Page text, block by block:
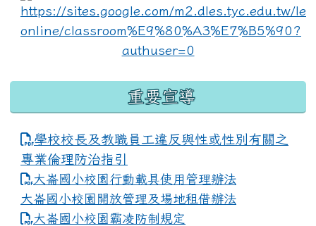
重要宣導
學校校長及教職員工違反與性或性別有關之
專業倫理防治指引
大崙國小校園行動載具使用管理辦法
大崙國小校園開放管理及場地租借辦法
大崙國小校園霸凌防制規定